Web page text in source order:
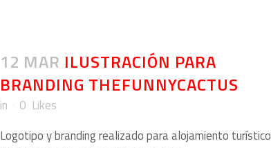
12 MAR ILUSTRACIÓN PARA
BRANDING THEFUNNYCACTUS
in 0 Likes
Logotipo y branding realizado para alojamiento turístico